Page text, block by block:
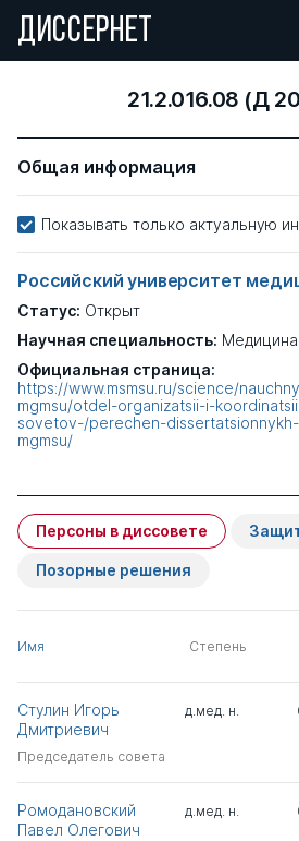
ДИССЕРНЕТ
21.2.016.08 (Д
Общая информация
Показывать только актуальную
Российский университет
Статус: Открыт
Научная специальность: Медицина
Официальная страница:
https://www.msmsu.ru/science/
mgmsu/otdel-organizatsii-i-
sovetov-/perechen-
mgmsu/
Персоны в диссовете
Позорные решения
Имя Степень
Стулин Игорь
Дмитриевич
Председатель совета
д.мед. н.
Ромодановский
Павел Олегович
д.мед. н.